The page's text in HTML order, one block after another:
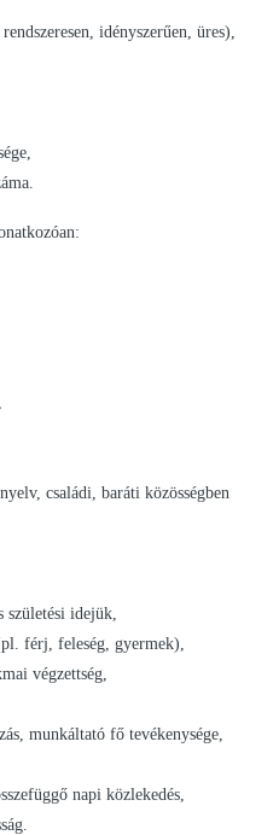
idényszerűen, üres),
családi, baráti közösségben
születési idejük,
férj, feleség, gyermek),
végzettség,
munkáltató fő tevékenysége,
napi közlekedés,